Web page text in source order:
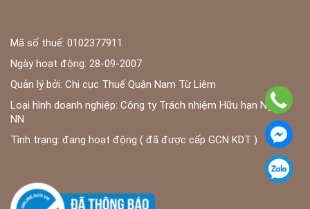
Mã số thuế: 0102377911
Ngày hoạt động: 28-09-2007
Quản lý bởi: Chi cục Thuế Quận Nam Từ Liêm
Loại hình doanh nghiệp: Công ty Trách nhiệm Hữu hạn Ngoài
NN
Tình trạng: đang hoạt động ( đã được cấp GCN KDT )